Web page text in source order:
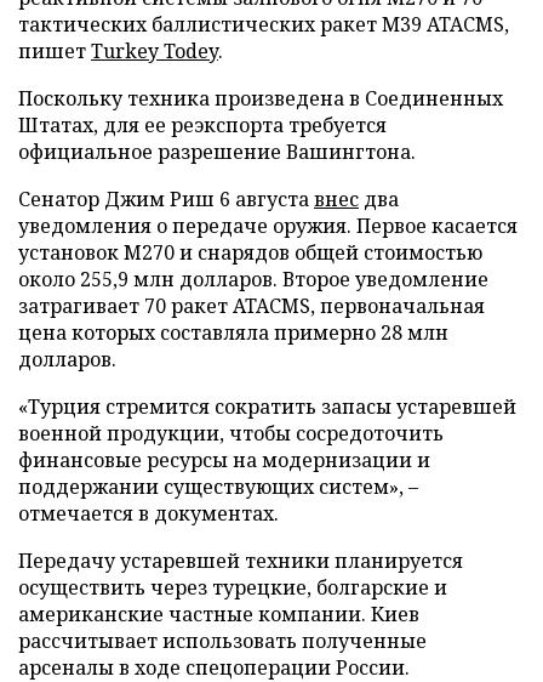
тактических баллистических ракет М39 ATACMS,
пишетTurkey Todey.
Поскольку техника произведена в Соединенных
Штатах, для ее реэкспорта требуется
официальное разрешение Вашингтона.
Сенатор Джим Риш 6 августавнес два
уведомления о передаче оружия. Первое касается
установок M270 и снарядов общей стоимостью
около 255,9 млн долларов. Второе уведомление
затрагивает 70 ракет ATACMS, первоначальная
цена которых составляла примерно 28 млн
долларов.
«Турция стремится сократить запасы устаревшей
военной продукции, чтобы сосредоточить
финансовые ресурсы на модернизации и
поддержании существующих систем», –
отмечается в документах.
Передачу устаревшей техники планируется
осуществить через турецкие, болгарские и
американские частные компании. Киев
рассчитывает использовать полученные
арсеналы в ходе спецоперации России.